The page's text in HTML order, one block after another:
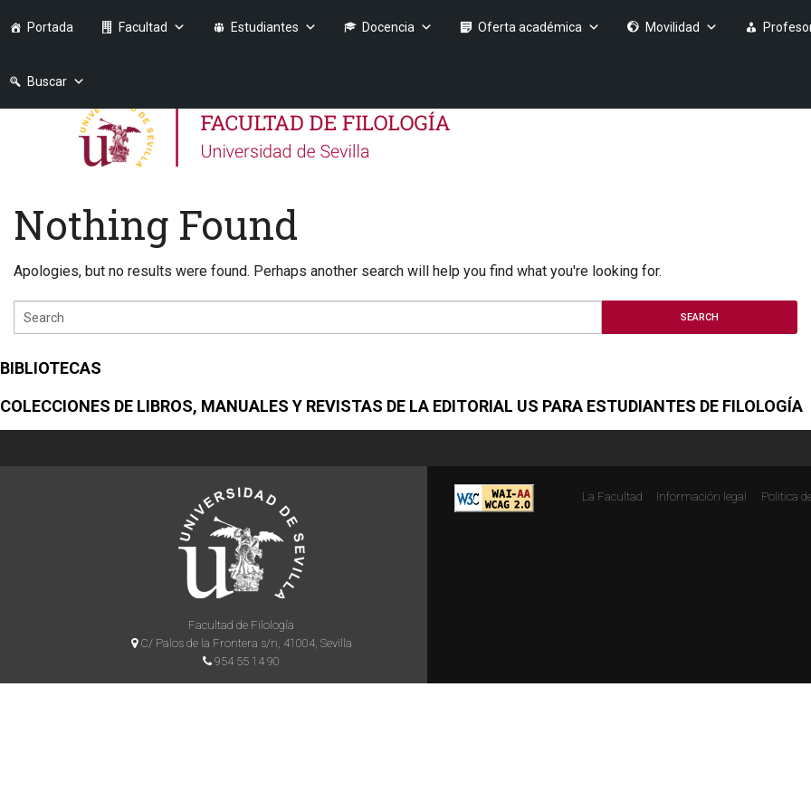
Portada Facultad Estudiantes Docencia Oferta académica Movilidad
Buscar
Nothing Found
Apologies, but no results were found. Perhaps another search will help you find what you're looking for.
BIBLIOTECAS
COLECCIONES DE LIBROS, MANUALES Y REVISTAS DE LA EDITORIAL US PARA ESTUDIANTES DE FILOLOGÍA
Facultad de Filología
C/ Palos de la Frontera s/n, 41004, Sevilla
954 55 14 90
La Facultad Información legal Politica